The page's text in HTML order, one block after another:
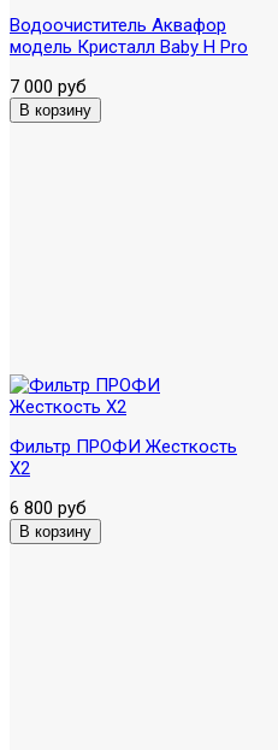
Водоочиститель Аквафор
модель Кристалл Baby H Pro
7 000 руб
Фильтр ПРОФИ Жесткость
X2
6 800 руб